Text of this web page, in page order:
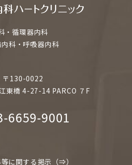
・循環器内科
科・呼吸器内科
〒130-0022
東橋 4-27-14 PARCO ７F
6659-9001
に関する掲示（⇒）